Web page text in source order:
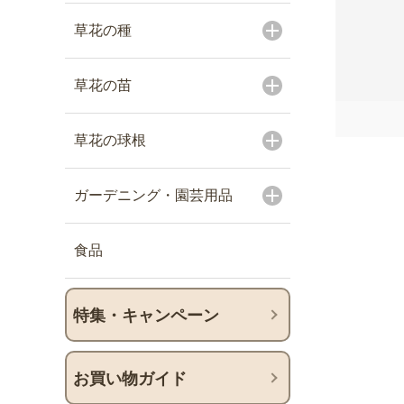
草花の種
草花の苗
草花の球根
ガーデニング・園芸用品
食品
特集・キャンペーン
お買い物ガイド